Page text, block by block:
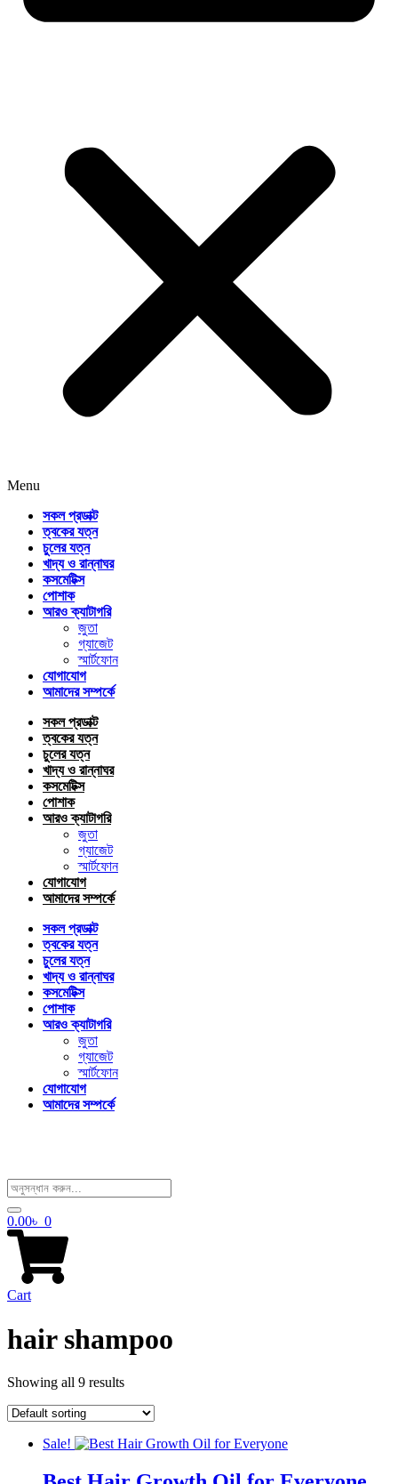
Menu
সকল প্রডাক্ট
ত্বকের যত্ন
চুলের যত্ন
খাদ্য ও রান্নাঘর
কসমেটিক্স
পোশাক
আরও ক্যাটাগরি
জুতা
গ্যাজেট
স্মার্টফোন
যোগাযোগ
আমাদের সম্পর্কে
সকল প্রডাক্ট
ত্বকের যত্ন
চুলের যত্ন
খাদ্য ও রান্নাঘর
কসমেটিক্স
পোশাক
আরও ক্যাটাগরি
জুতা
গ্যাজেট
স্মার্টফোন
যোগাযোগ
আমাদের সম্পর্কে
সকল প্রডাক্ট
ত্বকের যত্ন
চুলের যত্ন
খাদ্য ও রান্নাঘর
কসমেটিক্স
পোশাক
আরও ক্যাটাগরি
জুতা
গ্যাজেট
স্মার্টফোন
যোগাযোগ
আমাদের সম্পর্কে
0.00৳ 0
Cart
hair shampoo
Showing all 9 results
Sale!